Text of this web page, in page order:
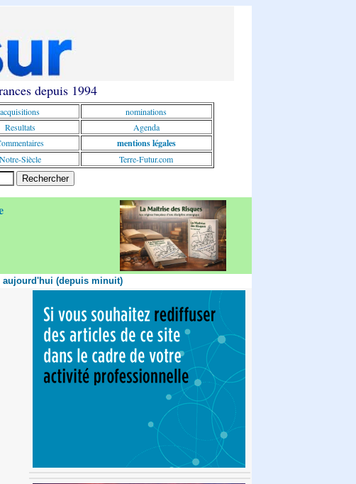
depuis 1994
acquisitions
nominations
Resultats
Agenda
mentions légales
Notre-Siècle Terre-Futur.com
aujourd'hui (depuis minuit)